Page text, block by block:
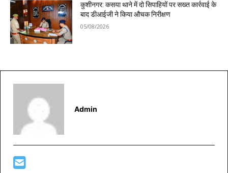
कुशीनगर: कसया थाने में दो सिपाहियों पर सख्त कार्रवाई के
बाद डीआईजी ने किया औचक निरीक्षण
05/08/2026
Admin